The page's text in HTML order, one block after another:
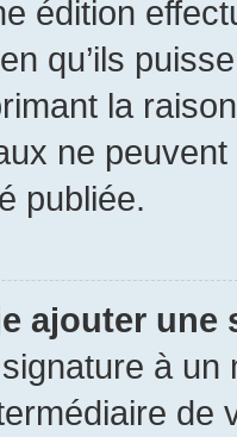
édition
qu’ils
la
ne
publiée.
ajouter une
à un